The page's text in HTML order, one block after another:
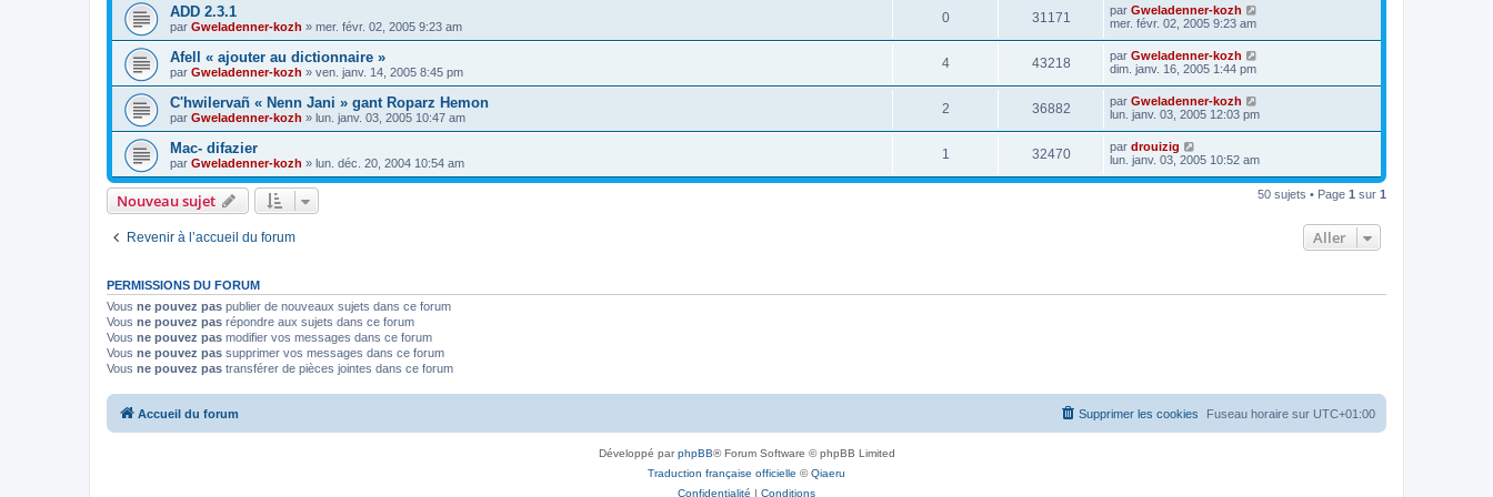
ADD 2.3.1
par Gweladenner-kozh » mer. févr. 02, 2005 9:23 am
0 31171 par Gweladenner-kozh
mer. févr. 02, 2005 9:23 am
Afell « ajouter au dictionnaire »
par Gweladenner-kozh » ven. janv. 14, 2005 8:45 pm
4 43218 par Gweladenner-kozh
dim. janv. 16, 2005 1:44 pm
C'hwilervañ « Nenn Jani » gant Roparz Hemon
par Gweladenner-kozh » lun. janv. 03, 2005 10:47 am
2 36882 par Gweladenner-kozh
lun. janv. 03, 2005 12:03 pm
Mac- difazier
par Gweladenner-kozh » lun. déc. 20, 2004 10:54 am
1 32470 par drouizig
lun. janv. 03, 2005 10:52 am
Nouveau sujet 50 sujets • Page 1 sur 1
Revenir à l’accueil du forum Aller
PERMISSIONS DU FORUM
Vous ne pouvez pas publier de nouveaux sujets dans ce forum
Vous ne pouvez pas répondre aux sujets dans ce forum
Vous ne pouvez pas modifier vos messages dans ce forum
Vous ne pouvez pas supprimer vos messages dans ce forum
Vous ne pouvez pas transférer de pièces jointes dans ce forum
Accueil du forum Fuseau horaire sur UTC+01:00
Supprimer les cookies
Développé parphpBB® Forum Software © phpBB Limited
Traduction française officielle ©Qiaeru
Confidentialité | Conditions